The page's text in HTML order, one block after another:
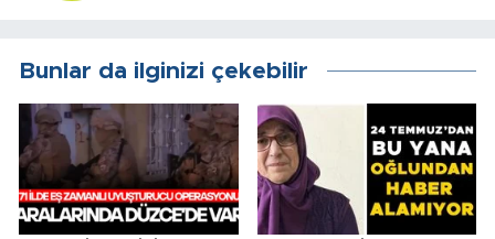
Bunlar da ilginizi çekebilir